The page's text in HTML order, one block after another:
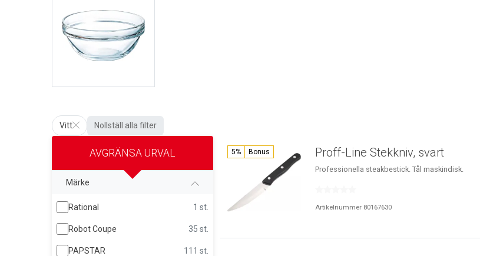
Vitt Nollställ alla filter
AVGRÄNSA URVAL
Märke
Rational 1 st.
Robot Coupe 35 st.
PAPSTAR 111 st.
5% Bonus Proff-Line Stekkniv, svart
Professionella steakbestick. Tål maskindisk.
Artikelnummer 80167630